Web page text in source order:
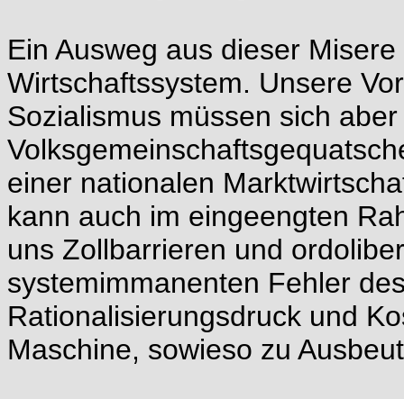
Ein Ausweg aus dieser
Wirtschaftssystem. Unsere
Sozialismus müssen sich
einer nationalen
kann auch im eingeengten
uns Zollbarrieren und
systemimmanenten Fehler
Rationalisierungsdruck und
Maschine, sowieso zu